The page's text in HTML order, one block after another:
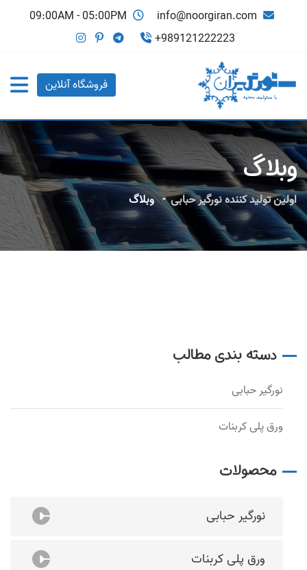
info@noorgiran.com
+989121222223
فروشگاه آنلاین
وبلاگ
اولین تولید کننده نورگیر حبابی- وبلاگ
دسته بندی مطالب
نورگیر حبابی
ورق پلی کربنات
محصولات
نورگیر حبابی
ورق پلی کربنات